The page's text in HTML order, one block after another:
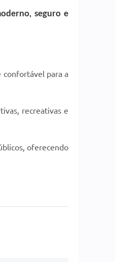
seguro e
confortável para a
recreativas e
oferecendo